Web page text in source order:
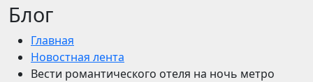
Блог
Главная
Новостная лента
Вести романтического отеля на ночь метро